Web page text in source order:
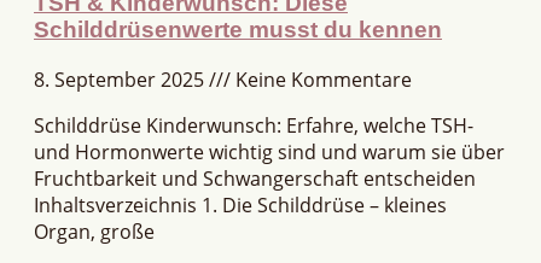
Schilddrüsenwerte musst du kennen
8. September 2025
Keine Kommentare
Schilddrüse Kinderwunsch: Erfahre, welche TSH-
und Hormonwerte wichtig sind und warum sie über
Fruchtbarkeit und Schwangerschaft entscheiden
Inhaltsverzeichnis 1. Die Schilddrüse – kleines
Organ, große